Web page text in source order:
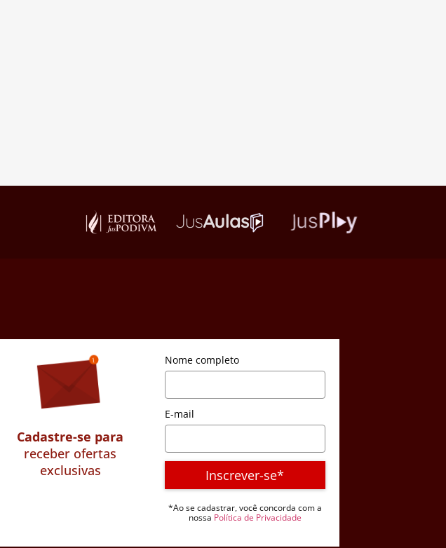
Cadastre-se para
receber ofertas
exclusivas
Nome completo
E-mail
Inscrever-se*
*Ao se cadastrar, você concorda com a
nossa Política de Privacidade